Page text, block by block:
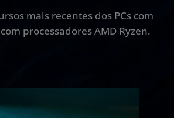
mais recentes dos PCs com
processadores AMD Ryzen.